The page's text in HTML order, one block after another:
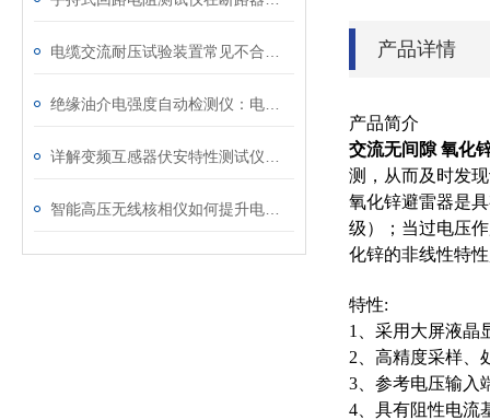
产品详情
产品简介
交流无间隙 氧化
测，从而及时发
氧化锌避雷器是
级）；当过电压
化锌的非线性特
特性:
1、采用大屏液晶
2、高精度采样、
3、参考电压输入
4、具有阻性电流